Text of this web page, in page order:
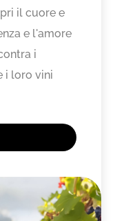
il cuore e
e l'amore
i
i loro vini